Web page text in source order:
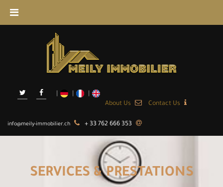
About Us Contact Us
info@meily-immobilier.ch + 33 762 666 353
SERVICES & PRESTATIONS